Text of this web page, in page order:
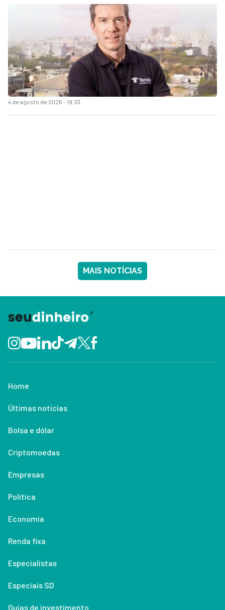
4 de agosto de 2026 - 19:33
MAIS NOTÍCIAS
Home
Últimas notícias
Bolsa e dólar
Criptomoedas
Empresas
Política
Economia
Renda fixa
Especialistas
Especiais SD
Guias de investimento